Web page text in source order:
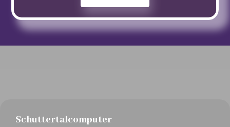
Schuttertalcomputer